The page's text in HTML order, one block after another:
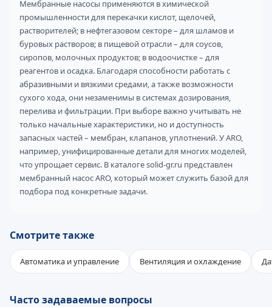
Мембранные насосы применяются в химической
промышленности для перекачки кислот, щелочей,
растворителей; в нефтегазовом секторе – для шламов и
буровых растворов; в пищевой отрасли – для соусов,
сиропов, молочных продуктов; в водоочистке – для
реагентов и осадка. Благодаря способности работать с
абразивными и вязкими средами, а также возможности
сухого хода, они незаменимы в системах дозирования,
перелива и фильтрации. При выборе важно учитывать не
только начальные характеристики, но и доступность
запасных частей – мембран, клапанов, уплотнений. У ARO,
например, унифицированные детали для многих моделей,
что упрощает сервис. В каталоге solid-gr.ru представлен
мембранный насос ARO, который может служить базой для
подбора под конкретные задачи.
Смотрите также
Автоматика и управление Вентиляция и охлаждение
Часто задаваемые вопросы